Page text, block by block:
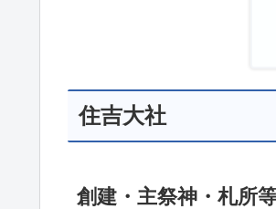
住吉大社
創建・主祭神・札所